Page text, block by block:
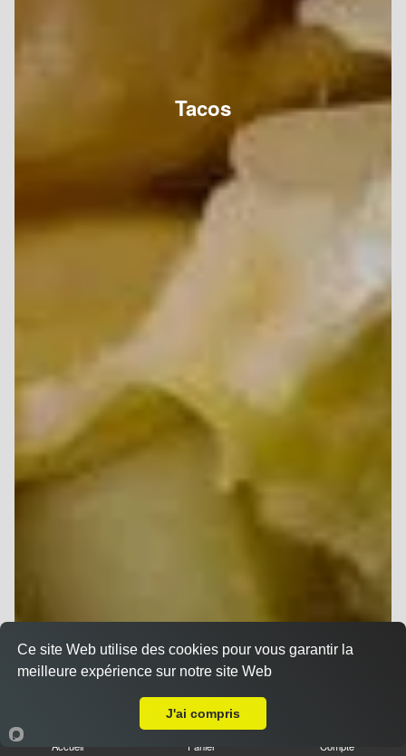
Tacos
Accueil Panier Compte
Ce site Web utilise des cookies pour vous garantir la
meilleure expérience sur notre site Web
J'ai compris